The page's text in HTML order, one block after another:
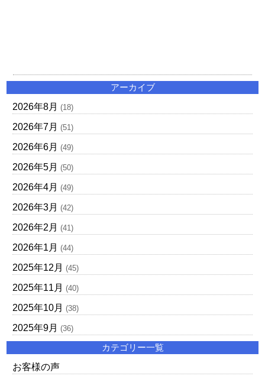
アーカイブ
2026年8月 (18)
2026年7月 (51)
2026年6月 (49)
2026年5月 (50)
2026年4月 (49)
2026年3月 (42)
2026年2月 (41)
2026年1月 (44)
2025年12月 (45)
2025年11月 (40)
2025年10月 (38)
2025年9月 (36)
カテゴリー一覧
お客様の声